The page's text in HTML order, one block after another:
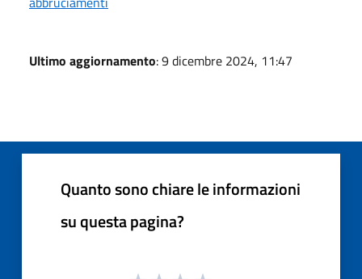
Ultimo aggiornamento: 9 dicembre 2024, 11:47
Quanto sono chiare le informazioni
su questa pagina?